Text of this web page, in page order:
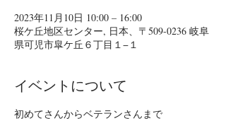
2023年11月10日 10:00 – 16:00
桜ケ丘地区センター, 日本、〒509-0236 岐阜
県可児市皐ケ丘６丁目１−１
イベントについて
初めてさんからベテランさんまで